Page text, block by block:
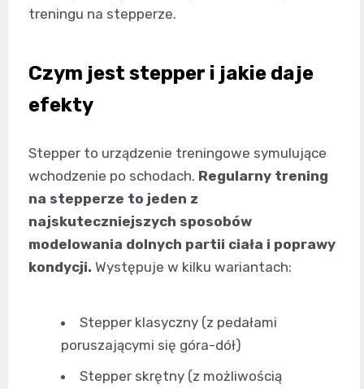
treningu na stepperze.
Czym jest stepper i jakie daje
efekty
Stepper to urządzenie treningowe symulujące
wchodzenie po schodach. Regularny trening
na stepperze to jeden z
najskuteczniejszych sposobów
modelowania dolnych partii ciała i poprawy
kondycji. Występuje w kilku wariantach:
Stepper klasyczny (z pedałami
poruszającymi się góra-dół)
Stepper skrętny (z możliwością